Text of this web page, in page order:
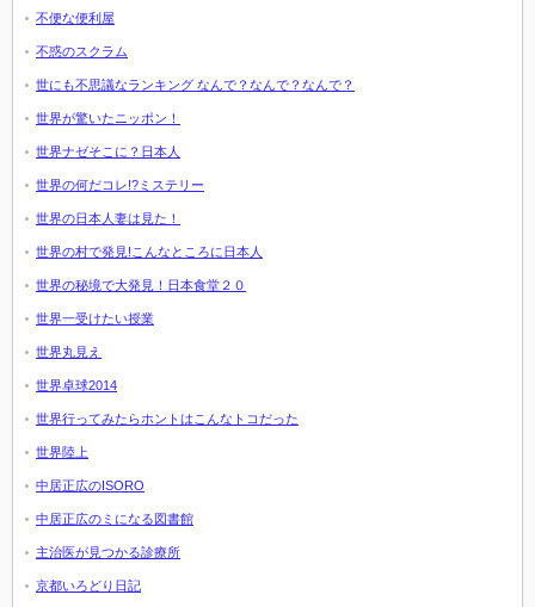
不便な便利屋
不惑のスクラム
世にも不思議なランキング なんで？なんで？なんで？
世界が驚いたニッポン！
世界ナゼそこに？日本人
世界の何だコレ!?ミステリー
世界の日本人妻は見た！
世界の村で発見!こんなところに日本人
世界の秘境で大発見！日本食堂２０
世界一受けたい授業
世界丸見え
世界卓球2014
世界行ってみたらホントはこんなトコだった
世界陸上
中居正広のISORO
中居正広のミになる図書館
主治医が見つかる診療所
京都いろどり日記